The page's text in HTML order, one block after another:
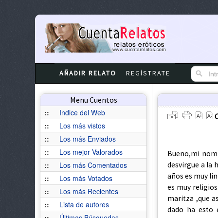
AÑADIR RELATO REGÍSTRATE
Menu Cuentos
::
Indice del Web
::
Los más vistos
::
Los más Enviados
::
Los mejor Valorados
::
Los más Comentados
::
Los más Votados
::
Los más Recientes
::
Lista de autores
Bueno,mi nombre es Eddy y les contaré mi vivencia, esta fue hace 10 meses cuando desvirgue a la hermana de mi amigo, bueno en realidad les voy a decir que ella tiene 13 años es muy linda y la vez sexy por su lindo cuerpo que parece de diosa , la familia de ella es muy religiosa, por lo que es muy conservadora y no dejan que se acerquen mucho a maritza ,que así se llama la chica, por su mismo estilo de vida , religioso y todo eso y dado ha esto ella no tenia muchos amigos , solo unas amigas del colegio donde estudiaba, y casi no la dejaban salir, y cuando lo hacia siempre iba acompañada de alguien ,en cambio con mi amigo , eran mas liberales , hasta el punto de dejarlo ver videos porno en su casa, una vez que nos encontró la mama de el , pero no le dijeron nada , eran mas liberales con el, mas que todo su madre, por eso ella ignoraba muchas cosas de la vida , en especial del sexo , pues había crecido con muchos tabúes, su familia se había ido de la ciudad donde vivo y habían dejado la casa sola mientras la vendían, la casa donde vivía era una tienda que siempre la tenían que estar atendiendo por la clientela y por ese motivo siempre viajaban hacia ella, yo en realidad pasaba bastante tiempo con ellos por que mi amigo siempre me decía que le hiciera compañía, yo iba siempre a su casa a joder y a fijarme en el lindo trasero de su hermanita que siempre me llevaba loco y que por razones de confianza con la familia no se lo decía a mi amigo ni en broma por que yo sabia que el se iba a molestar, estas miradas que yo le hacia llegaron hasta el punto de incomodarla a ella pero en fin a mi me daba igual pues nunca pensé que me iba a pasar